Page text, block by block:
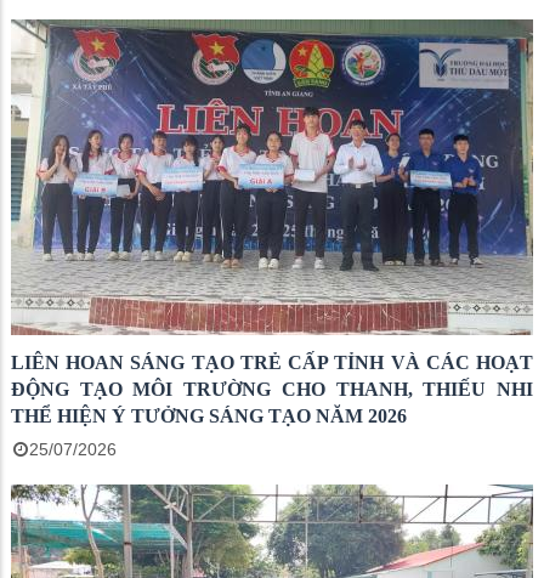
LIÊN HOAN SÁNG TẠO TRẺ CẤP TỈNH VÀ CÁC HOẠT
ĐỘNG TẠO MÔI TRƯỜNG CHO THANH, THIẾU NHI
THỂ HIỆN Ý TƯỞNG SÁNG TẠO NĂM 2026
25/07/2026